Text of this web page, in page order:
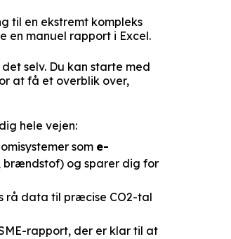
til en ekstremt kompleks
en manuel rapport i Excel.
selv. Du kan starte med
at få et overblik over,
hele vejen:
som e-
brændstof) og sparer dig for
rå data til præcise CO2-tal
rapport, der er klar til at